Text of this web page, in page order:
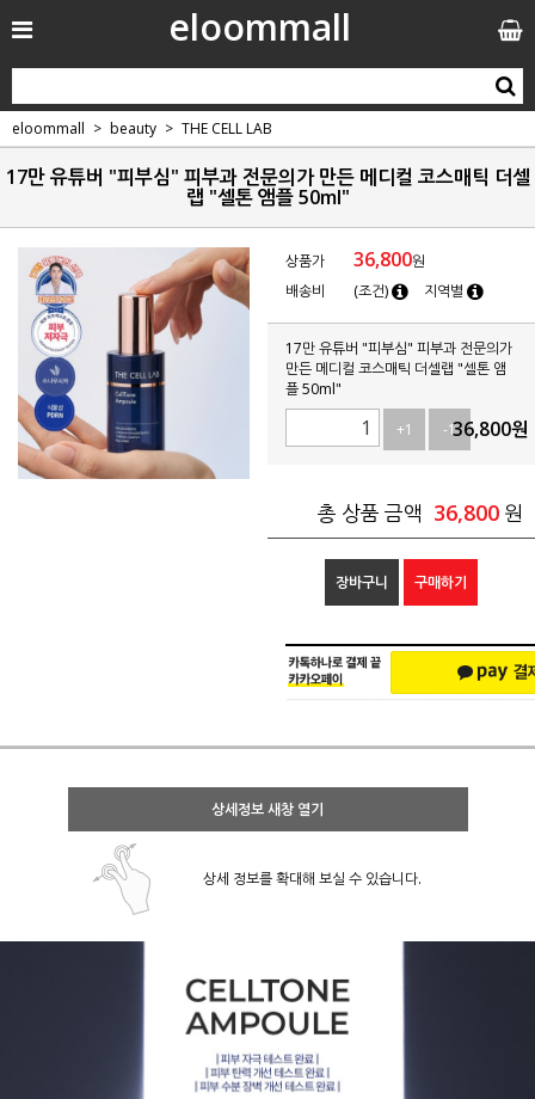
eloommall
eloommall beauty THE CELL LAB
17만 유튜버 "피부심" 피부과 전문의가 만든 메디컬 코스매틱 더셀
랩 "셀톤 앰플 50ml"
상품가 36,800원
배송비
(조건) 지역별
17만 유튜버 "피부심" 피부과 전문의가
만든 메디컬 코스매틱 더셀랩 "셀톤 앰
플 50ml"
+1
-136,800원
총 상품 금액 36,800 원
장바구니 구매하기
상세정보 새창 열기
상세 정보를 확대해 보실 수 있습니다.